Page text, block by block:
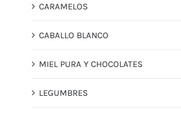
CARAMELOS
CABALLO BLANCO
MIEL PURA Y CHOCOLATES
LEGUMBRES